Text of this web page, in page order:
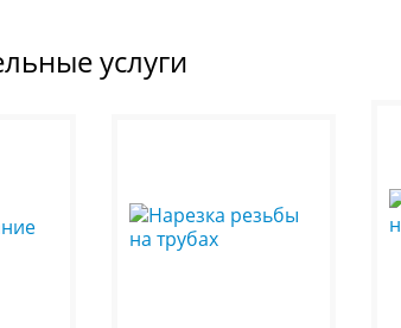
услуги